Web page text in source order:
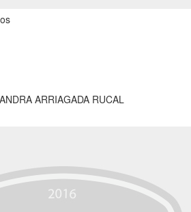
ARRIAGADA RUCAL